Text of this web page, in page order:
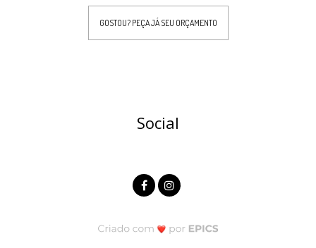
GOSTOU? PEÇA JÁ SEU ORÇAMENTO
Social